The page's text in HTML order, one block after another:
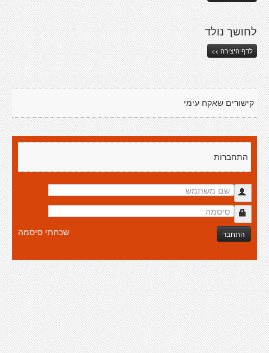
לחושך נולד
לדף היצירה >>
קישורים שאקח עימי
התחברות
התחבר שכחתי סיסמה